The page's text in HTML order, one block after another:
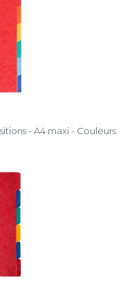
- A4 maxi - Couleurs